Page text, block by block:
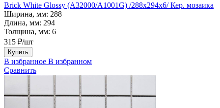
Brick White Glossy (A32000/A1001G) /288х294х6/ Кер. мозаика
Ширина, мм: 288
Длина, мм: 294
Толщина, мм: 6
315 ₽/шт
Купить
В избранное В избранном
Сравнить